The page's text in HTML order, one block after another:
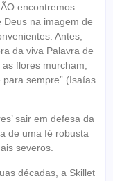
encontremos
Deus na imagem de
Antes,
da viva Palavra de
flores murcham,
sempre” (Isaías
sair em defesa da
de uma fé robusta
severos.
décadas, a Skillet